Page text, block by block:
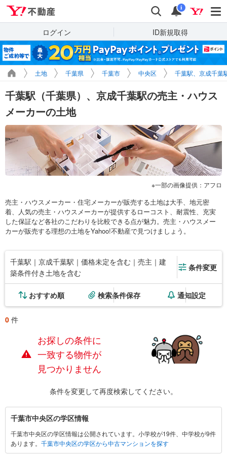
検索 通知
i
ログイン ID新規取得
土地 千葉県 千葉市 中央区 千葉駅、京成千葉
千葉駅（千葉県）、京成千葉駅の売主・ハウス
メーカーの土地
一部の画像提供：アフロ
売主・ハウスメーカー・住宅メーカーが販売する土地は大手、地元密
着、人気の売主・ハウスメーカーが提供するローコスト、耐震性、充実
した保証など各社のこだわりを比較できる点が魅力。売主・ハウスメー
カーが販売する理想の土地をYahoo!不動産で見つけましょう。
千葉駅｜京成千葉駅｜価格未定を含む｜売主｜建
築条件付き土地を含む
条件変更
おすすめ順 検索条件保存 通知設定
0 件
お探しの条件に
一致する物件が
見つかりません
条件を変更して再度検索してください。
千
葉
市
中
千葉市中央区の学区情報
千葉市中央区の学区情報は公開されています。小学校が19件、中学校が9件
あります。 千葉市中央区の学区から中古マンションを探す